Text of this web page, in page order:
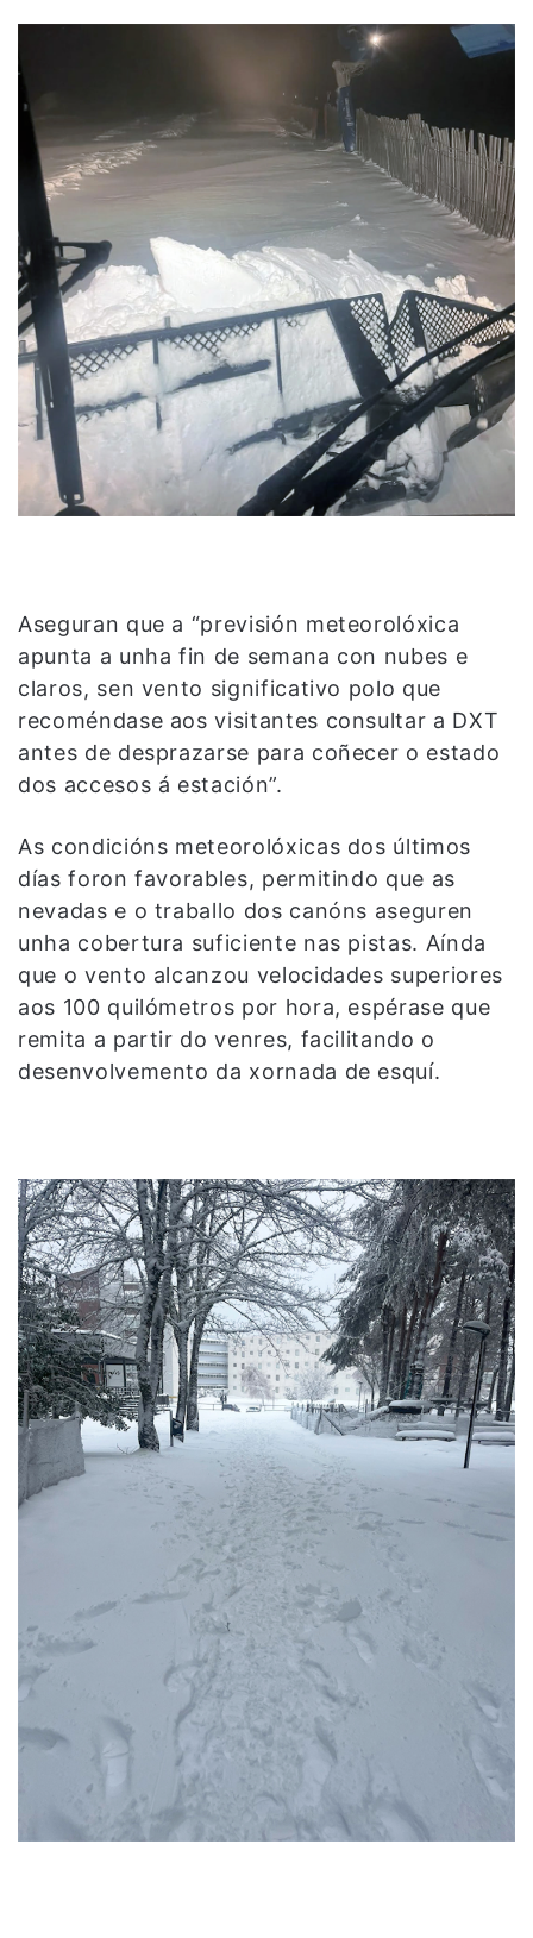
Aseguran que a “previsión meteorolóxica
apunta a unha fin de semana con nubes e
claros, sen vento significativo polo que
recoméndase aos visitantes consultar a DXT
antes de desprazarse para coñecer o estado
dos accesos á estación”.
As condicións meteorolóxicas dos últimos
días foron favorables, permitindo que as
nevadas e o traballo dos canóns aseguren
unha cobertura suficiente nas pistas. Aínda
que o vento alcanzou velocidades superiores
aos 100 quilómetros por hora, espérase que
remita a partir do venres, facilitando o
desenvolvemento da xornada de esquí.